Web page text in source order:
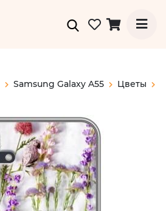
Samsung Galaxy A55 Цветы